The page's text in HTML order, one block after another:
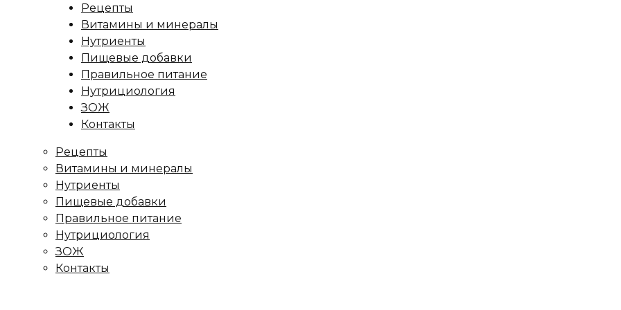
Рецепты
Витамины и минералы
Нутриенты
Пищевые добавки
Правильное питание
Нутрициология
ЗОЖ
Контакты
Рецепты
Витамины и минералы
Нутриенты
Пищевые добавки
Правильное питание
Нутрициология
ЗОЖ
Контакты